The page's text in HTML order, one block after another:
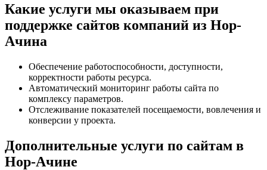
Какие услуги мы оказываем при
поддержке сайтов компаний из Нор-
Ачина
Обеспечение работоспособности, доступности,
корректности работы ресурса.
Автоматический мониторинг работы сайта по
комплексу параметров.
Отслеживание показателей посещаемости, вовлечения и
конверсии у проекта.
Дополнительные услуги по сайтам в
Нор-Ачине